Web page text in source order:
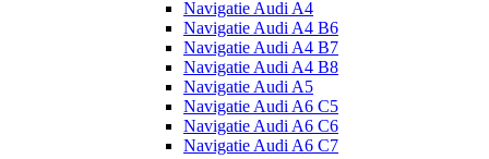
Navigatie Audi A4
Navigatie Audi A4 B6
Navigatie Audi A4 B7
Navigatie Audi A4 B8
Navigatie Audi A5
Navigatie Audi A6 C5
Navigatie Audi A6 C6
Navigatie Audi A6 C7